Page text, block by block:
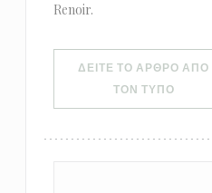
Renoir.
ΔΕΊΤΕ ΤΟ ΆΡΘΡΟ ΑΠΌ
ΤΟΝ ΤΎΠΟ